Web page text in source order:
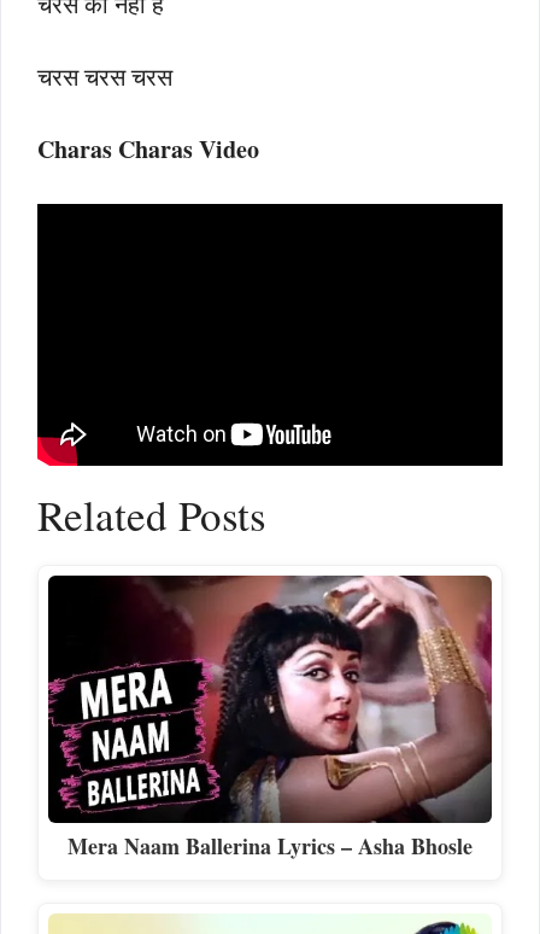
चरस चरस चरस
Charas Charas Video
Related Posts
Mera Naam Ballerina Lyrics – Asha Bhosle